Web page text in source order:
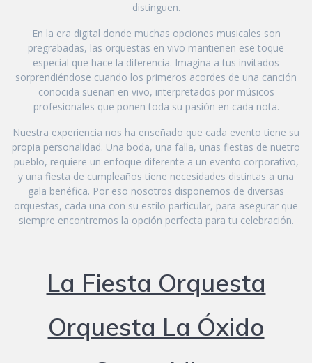
distinguen.
En la era digital donde muchas opciones musicales son
pregrabadas, las orquestas en vivo mantienen ese toque
especial que hace la diferencia. Imagina a tus invitados
sorprendiéndose cuando los primeros acordes de una canción
conocida suenan en vivo, interpretados por músicos
profesionales que ponen toda su pasión en cada nota.
Nuestra experiencia nos ha enseñado que cada evento tiene su
propia personalidad. Una boda, una falla, unas fiestas de nuetro
pueblo, requiere un enfoque diferente a un evento corporativo,
y una fiesta de cumpleaños tiene necesidades distintas a una
gala benéfica. Por eso nosotros disponemos de diversas
orquestas, cada una con su estilo particular, para asegurar que
siempre encontremos la opción perfecta para tu celebración.
La Fiesta Orquesta
Orquesta La Óxido